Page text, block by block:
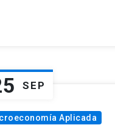
SEP
Aplicada